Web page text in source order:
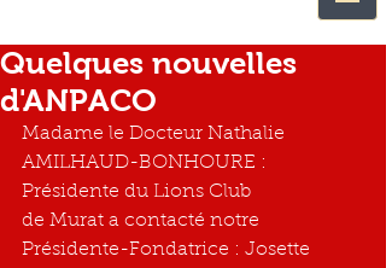
Quelques nouvelles
d'ANPACO
Madame le Docteur Nathalie
AMILHAUD-BONHOURE :
Présidente du Lions Club
de Murat a contacté notre
Présidente-Fondatrice : Josette